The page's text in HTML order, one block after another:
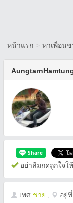
หน้าแรก > หาเพื่อนช
อย่าลืมกดถูกใจใ
เพศ ชาย อยู่ที่